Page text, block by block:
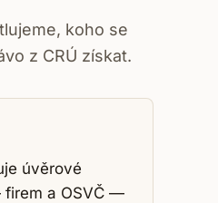
koho se
z CRÚ získat.
úvěrové
a OSVČ —